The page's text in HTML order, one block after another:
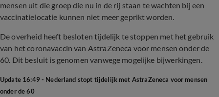
mensen uit die groep die nu in de rij staan te wachten bij een
vaccinatielocatie kunnen niet meer geprikt worden.
De overheid heeft besloten tijdelijk te stoppen met het gebruik
van het coronavaccin van AstraZeneca voor mensen onder de
60. Dit besluit is genomen vanwege mogelijke bijwerkingen.
Update 16:49 - Nederland stopt tijdelijk met AstraZeneca voor mensen
onder de 60